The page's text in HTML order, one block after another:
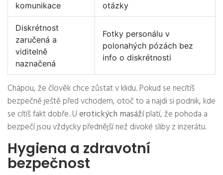
komunikace
otázky
Diskrétnost
zaručená a
viditelně
naznačená
Fotky personálu v
polonahých pózách bez
info o diskrétnosti
Chápou, že člověk chce zůstat v klidu. Pokud se necítíš
bezpečně ještě před vchodem, otoč to a najdi si podnik, kde
se cítíš fakt dobře. Uerotických masážíplatí, že pohoda a
bezpečí jsou vždycky přednější než divoké sliby z inzerátu.
Hygiena a zdravotní
bezpečnost